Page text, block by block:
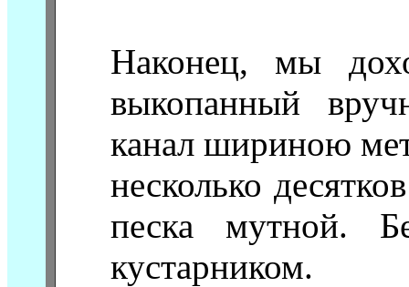
Наконец, мы
выкопанный
канал шириною
несколько
песка мутной.
кустарником.